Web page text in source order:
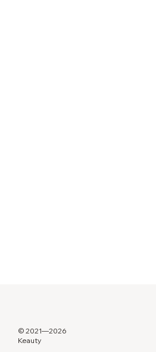
© 2021—2026
Keauty